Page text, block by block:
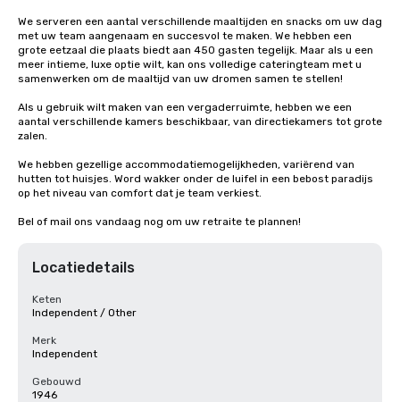
We serveren een aantal verschillende maaltijden en snacks om uw dag
met uw team aangenaam en succesvol te maken. We hebben een
grote eetzaal die plaats biedt aan 450 gasten tegelijk. Maar als u een
meer intieme, luxe optie wilt, kan ons volledige cateringteam met u
samenwerken om de maaltijd van uw dromen samen te stellen!
Als u gebruik wilt maken van een vergaderruimte, hebben we een
aantal verschillende kamers beschikbaar, van directiekamers tot grote
zalen.
We hebben gezellige accommodatiemogelijkheden, variërend van
hutten tot huisjes. Word wakker onder de luifel in een bebost paradijs
op het niveau van comfort dat je team verkiest.
Bel of mail ons vandaag nog om uw retraite te plannen!
Locatiedetails
Keten
Independent / Other
Merk
Independent
Gebouwd
1946